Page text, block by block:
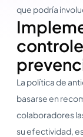
que podría
La política de
basarse en
colaboradores
su efectividad,